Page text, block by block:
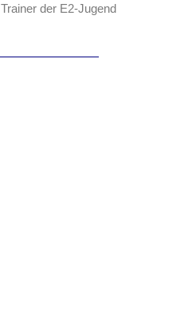
Trainer der E2-Jugend